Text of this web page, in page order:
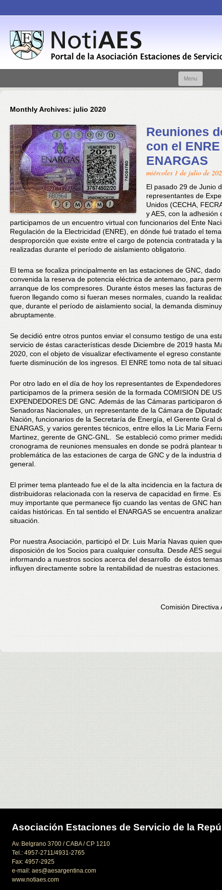
Menu
Monthly Archives: julio 2020
Reuniones
con el
ENARGAS
miércoles 1 de julio de
El pasado 29 de Junio
representantes de
Unidos (CECHA,
y AES, con la adhesión
participamos de un encuentro virtual con funcionarios del Ente
Regulación de la Electricidad (ENRE), en dónde fué tratado el
desproporción que existe entre el cargo de potencia contratada y
realizadas durante el período de aislamiento obligatorio.
El tema se focaliza principalmente en las estaciones de GNC,
convenida la reserva de potencia eléctrica de antemano, para
arranque de los compresores. Durante éstos meses las facturas
fueron llegando como si fueran meses normales, cuando la
que, durante el período de aislamiento social, la demanda
abruptamente.
Se decidió entre otros puntos enviar el consumo testigo de una
servicio de éstas características desde Diciembre de 2019 hasta
2020, con el objeto de visualizar efectivamente el egreso
fuerte disminución de los ingresos. El ENRE tomo nota de tal
Por otro lado en el día de hoy los representantes de
participamos de la primera sesión de la formada COMISION DE
EXPENDEDORES DE GNC. Además de las Cámaras participaron
Senadoras Nacionales, un representante de la Cámara de
Nación, funcionarios de la Secretaría de Energía, el Gerente Gral
ENARGAS, y varios gerentes técnicos, entre ellos la Lic Maria
Martinez, gerente de GNC-GNL. Se estableció como primer
cronograma de reuniones mensuales en donde se podrá plantear
problemática de las estaciones de carga de GNC y de la industria
general.
El primer tema planteado fue el de la alta incidencia en la factura
distribuidoras relacionada con la reserva de capacidad en firme.
muy importante que permanece fijo cuando las ventas de GNC
caídas históricas. En tal sentido el ENARGAS se encuentra
situación.
Por nuestra Asociación, participó el Dr. Luis María Navas quien
disposición de los Socios para cualquier consulta. Desde AES
informando a nuestros socios acerca del desarrollo de éstos
influyen directamente sobre la rentabilidad de nuestras estaciones.
Comisión Directiva
Asociación Estaciones de Servicio de la
Av. Belgrano 3700 / CABA / CP 1210
Tel.: 4957-2711/4931-2765
Fax: 4957-2925
e-mail: aes@aesargentina.com
www.notiaes.com